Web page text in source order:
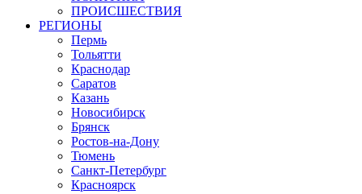
ПРОИСШЕСТВИЯ
РЕГИОНЫ
Пермь
Тольятти
Краснодар
Саратов
Казань
Новосибирск
Брянск
Ростов-на-Дону
Тюмень
Санкт-Петербург
Красноярск